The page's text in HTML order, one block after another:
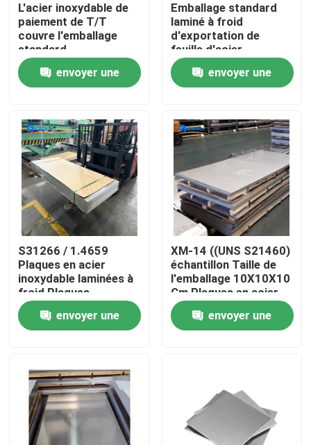
Aperçu
Produits
Vidéos
A propos de nous
Visite d'usine
Contrôle de la qualité
Contact
Tous les cas
Demande de soumission
L'acier inoxydable de
paiement de T/T
couvre l'emballage
standard
d'exportation pour
l'usage industriel
envoyer une
Emballage standard
laminé à froid
d'exportation de
feuille d'acier
inoxydable de 0.3-
100mmenvoyer une
S31266 / 1.4659
Plaques en acier
inoxydable laminées à
froid Plaques
métalliques à surface
lisse Parfaites pour
les machines
structurels
envoyer une
XM-14 ((UNS S21460)
échantillon Taille de
l'emballage 10X10X10
Cm Plaques en acier
inoxydable
envoyer une